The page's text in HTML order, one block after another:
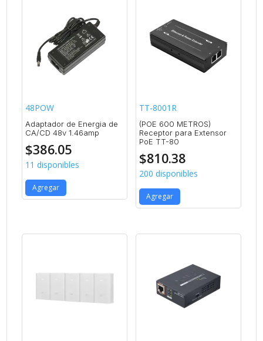
48POW
Adaptador de Energia de
CA/CD 48v 1.46amp
$386.05
11 disponibles
Agregar
TT-8001R
(POE 600 METROS)
Receptor para Extensor
PoE TT-80
$810.38
200 disponibles
Agregar